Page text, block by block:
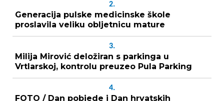
2.
Generacija pulske medicinske škole
proslavila veliku obljetnicu mature
3.
Milija Mirović deložiran s parkinga u
Vrtlarskoj, kontrolu preuzeo Pula Parking
4.
FOTO / Dan pobjede i Dan hrvatskih